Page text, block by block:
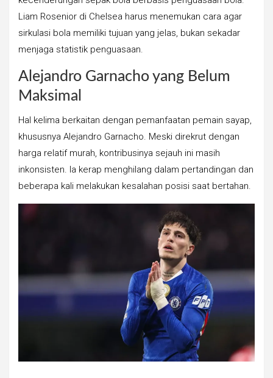
Liam Rosenior di Chelsea harus menemukan cara agar
sirkulasi bola memiliki tujuan yang jelas, bukan sekadar
menjaga statistik penguasaan.
Alejandro Garnacho yang Belum
Maksimal
Hal kelima berkaitan dengan pemanfaatan pemain sayap,
khususnya Alejandro Garnacho. Meski direkrut dengan
harga relatif murah, kontribusinya sejauh ini masih
inkonsisten. Ia kerap menghilang dalam pertandingan dan
beberapa kali melakukan kesalahan posisi saat bertahan.